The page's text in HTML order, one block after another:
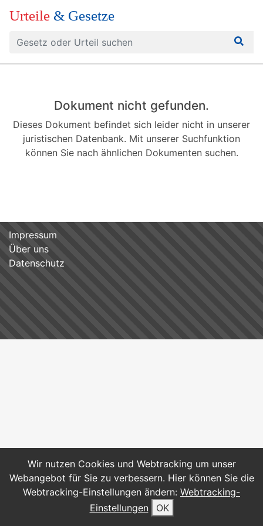
Urteile & Gesetze
Dokument nicht gefunden.
Dieses Dokument befindet sich leider nicht in unserer
juristischen Datenbank. Mit unserer Suchfunktion
können Sie nach ähnlichen Dokumenten suchen.
Wir nutzen Cookies und Webtracking um unser
Webangebot für Sie zu verbessern. Hier können Sie die
Webtracking-Einstellungen ändern: Webtracking-
Einstellungen
OK
Impressum
Über uns
Datenschutz